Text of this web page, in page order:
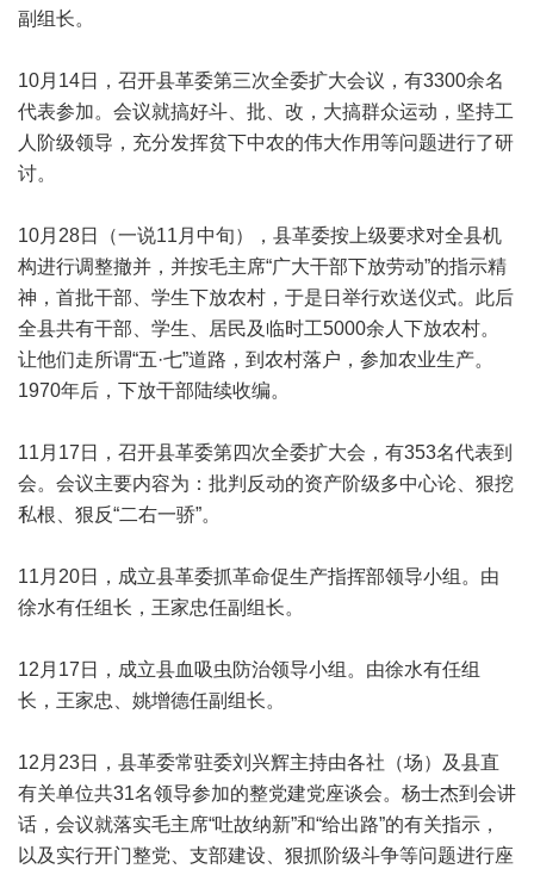
副组长。
10月14日，召开县革委第三次全委扩大会议，有3300余名
代表参加。会议就搞好斗、批、改，大搞群众运动，坚持工
人阶级领导，充分发挥贫下中农的伟大作用等问题进行了研
讨。
10月28日（一说11月中旬），县革委按上级要求对全县机
构进行调整撤并，并按毛主席“广大干部下放劳动”的指示精
神，首批干部、学生下放农村，于是日举行欢送仪式。此后
全县共有干部、学生、居民及临时工5000余人下放农村。
让他们走所谓“五·七”道路，到农村落户，参加农业生产。
1970年后，下放干部陆续收编。
11月17日，召开县革委第四次全委扩大会，有353名代表到
会。会议主要内容为：批判反动的资产阶级多中心论、狠挖
私根、狠反“二右一骄”。
11月20日，成立县革委抓革命促生产指挥部领导小组。由
徐水有任组长，王家忠任副组长。
12月17日，成立县血吸虫防治领导小组。由徐水有任组
长，王家忠、姚增德任副组长。
12月23日，县革委常驻委刘兴辉主持由各社（场）及县直
有关单位共31名领导参加的整党建党座谈会。杨士杰到会讲
话，会议就落实毛主席“吐故纳新”和“给出路”的有关指示，
以及实行开门整党、支部建设、狠抓阶级斗争等问题进行座